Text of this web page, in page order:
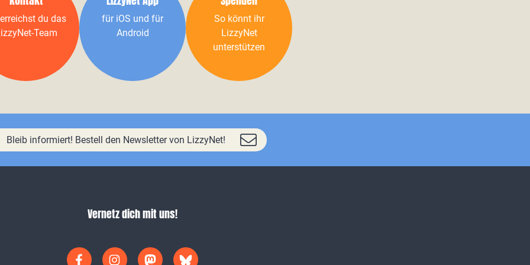
du das
Team
für iOS und für
Android
So könnt ihr
LizzyNet
unterstützen
Bleib informiert! Bestell den Newsletter von LizzyNet!
Vernetz dich mit uns!